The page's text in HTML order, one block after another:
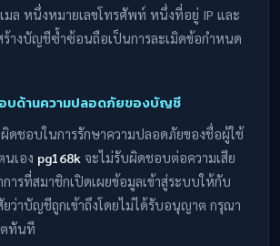
ล หนึ่งหมายเลขโทรศัพท์ หนึ่งที่อยู่ IP และ
างบัญชีซ้ำซ้อนถือเป็นการละเมิดข้อกำหนด
อบด้านความปลอดภัยของบัญชี
ดชอบในการรักษาความปลอดภัยของชื่อผู้ใช้
เอง pg168k จะไม่รับผิดชอบต่อความเสีย
การที่สมาชิกเปิดเผยข้อมูลเข้าสู่ระบบให้กับ
ว่าบัญชีถูกเข้าถึงโดยไม่ได้รับอนุญาต กรุณา
ทันที